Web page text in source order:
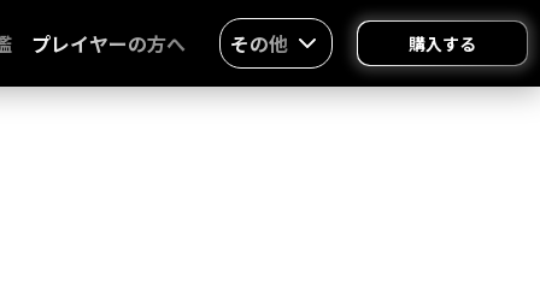
プレイヤーの方へ その他 購入する